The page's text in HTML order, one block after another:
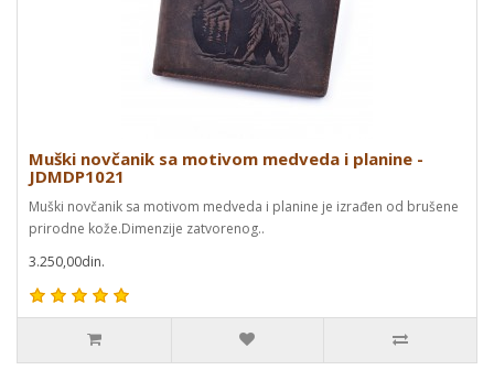
Muški novčanik sa motivom medveda i planine -
JDMDP1021
Muški novčanik sa motivom medveda i planine je izrađen od brušene
prirodne kože.Dimenzije zatvorenog..
3.250,00din.